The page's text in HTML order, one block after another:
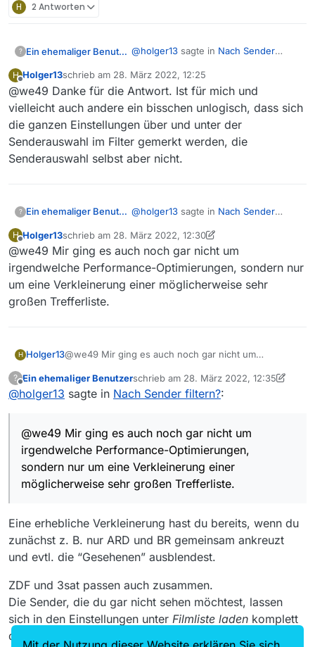
H 2 Antworten
? Ein ehemaliger Benutzer @holger13 sagte in Nach Sender
Wofür sind dann die ganzen
Filter da?
Wenn du im oberen Bereich für
bestimmte Gruppen unterschiedliche
Einstellungen verwenden möchtest
oder die Mindestdauer und/oder den
Wenn es dir nur und ausschließlich
um die Senderauswahl geht, hast du
nichts schneller, weil die Filmliste
kannst du auch du auch die
gewünschten Sender im gleichen
Filter an- oder ausklicken.
verwalteten (alpha usw.) nur
H
Offline
Holger13schrieb am 28. März 2022, 12:25
zuletzt editiert von
@we49 Danke für die Antwort. Ist für mich und
vielleicht auch andere ein bisschen unlogisch, dass sich
die ganzen Einstellungen über und unter der
Senderauswahl im Filter gemerkt werden, die
Senderauswahl selbst aber nicht.
? Ein ehemaliger Benutzer @holger13 sagte in Nach Sender
Wofür sind dann die ganzen
Filter da?
Wenn du im oberen Bereich für
bestimmte Gruppen unterschiedliche
durchaus Sinn.
mehrere Filter definierst, da geht
jedes Mal neu aufgebaut wird. Da
kannst du auch du auch die
in “ARD” vorhanden, der BR und seine
manchmal.
H
Offline
Holger13schrieb am 28. März 2022, 12:30
zuletzt editiert von Holger13
@we49 Mir ging es auch noch gar nicht um
irgendwelche Performance-Optimierungen, sondern nur
um eine Verkleinerung einer möglicherweise sehr
großen Trefferliste.
H Holger13@we49 Mir ging es auch noch gar nicht um
nur um eine Verkleinerung einer möglicherweise
sehr großen Trefferliste.
?
Offline
Ein ehemaliger Benutzerschrieb am 28. März 2022, 12:35
zuletzt editiert von Ein ehemaliger
@holger13 sagte in Nach Sender filtern?:
@we49 Mir ging es auch noch gar nicht um
irgendwelche Performance-Optimierungen,
sondern nur um eine Verkleinerung einer
möglicherweise sehr großen Trefferliste.
Eine erhebliche Verkleinerung hast du bereits, wenn du
zunächst z. B. nur ARD und BR gemeinsam ankreuzt
und evtl. die “Gesehenen” ausblendest.
ZDF und 3sat passen auch zusammen.
Die Sender, die du gar nicht sehen möchtest, lassen
sich in den Einstellungen unter Filmliste laden komplett
deaktivieren